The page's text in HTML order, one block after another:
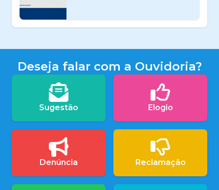
Deseja falar com a Ouvidoria?
Sugestão Elogio
Denúncia Reclamação